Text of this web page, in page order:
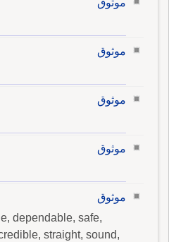
موثوق
موثوق
موثوق
موثوق
موثوق
dependable, safe,
straight, sound,